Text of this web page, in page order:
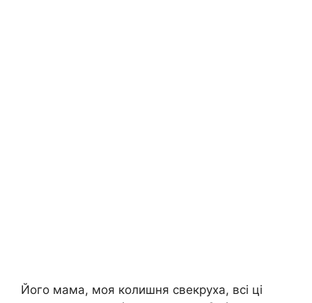
Його мама, моя колишня свекруха, всі ці